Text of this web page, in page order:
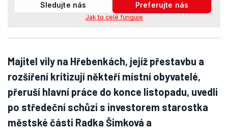
Sledujte nás
Preferujte nás
Jak to celé funguje
Majitel vily na Hřebenkách, jejíž přestavbu a
rozšíření kritizují někteří místní obyvatelé,
přeruší hlavní práce do konce listopadu, uvedli
po středeční schůzi s investorem starostka
městské části Radka Šimková a